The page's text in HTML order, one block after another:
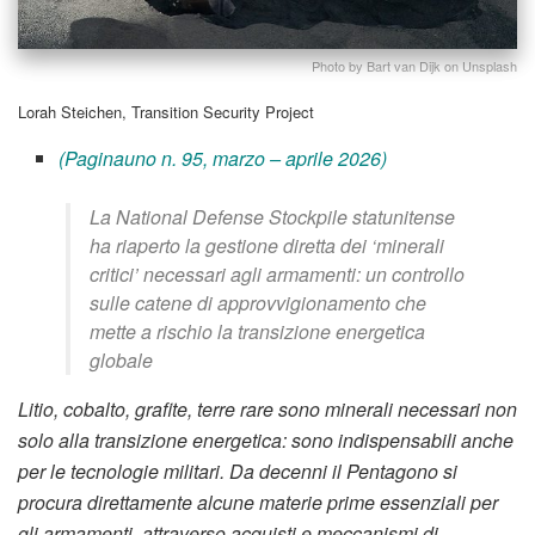
Photo by Bart van Dijk on Unsplash
Lorah Steichen, Transition Security Project
(Paginauno n. 95, marzo – aprile 2026)
La National Defense Stockpile statunitense
ha riaperto la gestione diretta dei ‘minerali
critici’ necessari agli armamenti: un controllo
sulle catene di approvvigionamento che
mette a rischio la transizione energetica
globale
Litio, cobalto, grafite, terre rare sono minerali necessari non
solo alla transizione energetica: sono indispensabili anche
per le tecnologie militari. Da decenni il Pentagono si
procura direttamente alcune materie prime essenziali per